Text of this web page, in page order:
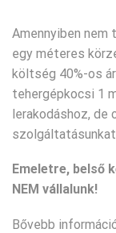
Amennyiben
egy méteres
költség 40%-os
tehergépkocsi 1
lerakodáshoz, de
Emeletre, belső
NEM vállalunk!
Bővebb